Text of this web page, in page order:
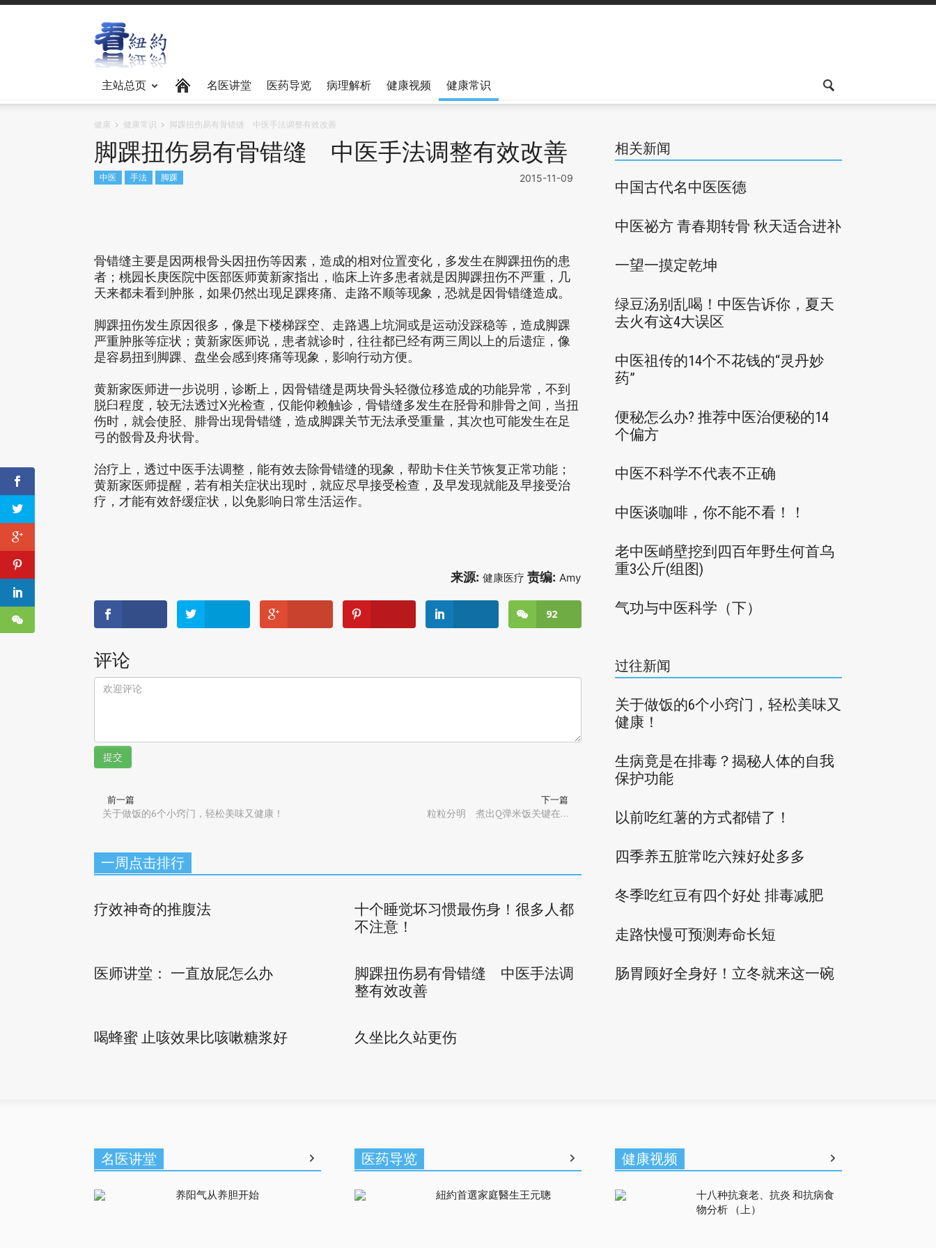
主站总页 名医讲堂 医药导览 病理解析 健康视频 健康常识
健康 健康常识 脚踝扭伤易有骨错缝 中医手法调整有效改善
脚踝扭伤易有骨错缝 中医手法调整有效改善
2015-11-09
中医 手法 脚踝
骨错缝主要是因两根骨头因扭伤等因素，造成的相对位置变化，多发生在脚踝扭伤的患
者；桃园长庚医院中医部医师黄新家指出，临床上许多患者就是因脚踝扭伤不严重，几
天来都未看到肿胀，如果仍然出现足踝疼痛、走路不顺等现象，恐就是因骨错缝造成。
脚踝扭伤发生原因很多，像是下楼梯踩空、走路遇上坑洞或是运动没踩稳等，造成脚踝
严重肿胀等症状；黄新家医师说，患者就诊时，往往都已经有两三周以上的后遗症，像
是容易扭到脚踝、盘坐会感到疼痛等现象，影响行动方便。
黄新家医师进一步说明，诊断上，因骨错缝是两块骨头轻微位移造成的功能异常，不到
脱臼程度，较无法透过X光检查，仅能仰赖触诊，骨错缝多发生在胫骨和腓骨之间，当扭
伤时，就会使胫、腓骨出现骨错缝，造成脚踝关节无法承受重量，其次也可能发生在足
弓的骰骨及舟状骨。
治疗上，透过中医手法调整，能有效去除骨错缝的现象，帮助卡住关节恢复正常功能；
黄新家医师提醒，若有相关症状出现时，就应尽早接受检查，及早发现就能及早接受治
疗，才能有效舒缓症状，以免影响日常生活运作。
来源: 健康医疗 责编: Amy
92
评论
提交
前一篇
关于做饭的6个小窍门，轻松美味又健康！
下一篇
粒粒分明 煮出Q弹米饭关键在…
一周点击排行
疗效神奇的推腹法
十个睡觉坏习惯最伤身！很多人都
不注意！
医师讲堂： 一直放屁怎么办
脚踝扭伤易有骨错缝 中医手法调
整有效改善
喝蜂蜜 止咳效果比咳嗽糖浆好 久坐比久站更伤
相关新闻
中国古代名中医医德
中医祕方 青春期转骨 秋天适合进补
一望一摸定乾坤
绿豆汤别乱喝！中医告诉你，夏天
去火有这4大误区
中医祖传的14个不花钱的“灵丹妙
药”
便秘怎么办? 推荐中医治便秘的14
个偏方
中医不科学不代表不正确
中医谈咖啡，你不能不看！！
老中医峭壁挖到四百年野生何首乌
重3公斤(组图)
气功与中医科学（下）
过往新闻
关于做饭的6个小窍门，轻松美味又
健康！
生病竟是在排毒？揭秘人体的自我
保护功能
以前吃红薯的方式都错了！
四季养五脏常吃六辣好处多多
冬季吃红豆有四个好处 排毒减肥
走路快慢可预测寿命长短
肠胃顾好全身好！立冬就来这一碗
名医讲堂
养阳气从养胆开始
医药导览
紐約首選家庭醫生王元聰
健康视频
十八种抗衰老、抗炎 和抗病食
物分析 （上）